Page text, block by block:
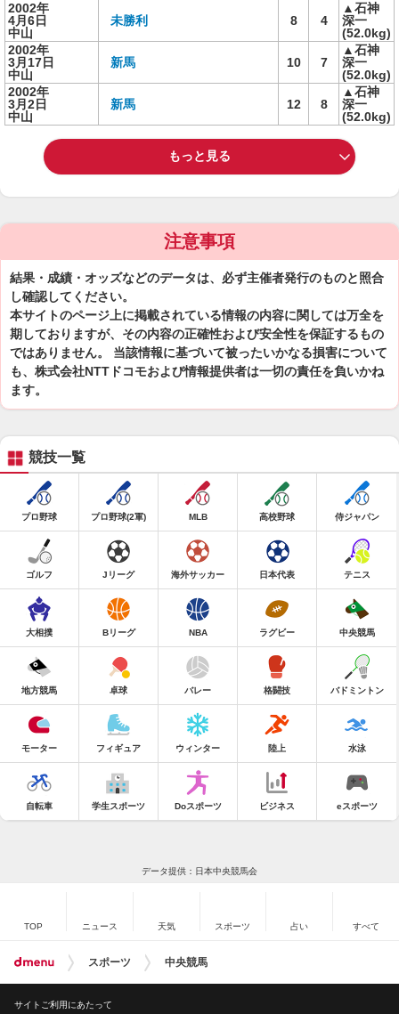
2002年
4月6日
中山
未勝利 8 4
▲石神
深一
(52.0kg)
2002年
3月17日
中山
新馬 10 7
▲石神
深一
(52.0kg)
2002年
3月2日
中山
新馬 12 8
▲石神
深一
(52.0kg)
もっと見る
注意事項
結果・成績・オッズなどのデータは、必ず主催者発行のものと照合
し確認してください。
本サイトのページ上に掲載されている情報の内容に関しては万全を
期しておりますが、その内容の正確性および安全性を保証するもの
ではありません。 当該情報に基づいて被ったいかなる損害について
も、株式会社NTTドコモおよび情報提供者は一切の責任を負いかね
ます。
競技一覧
プロ野球 プロ野球(2軍) MLB 高校野球 侍ジャパン
ゴルフ Jリーグ 海外サッカー 日本代表 テニス
大相撲 Bリーグ NBA ラグビー 中央競馬
地方競馬 卓球 バレー 格闘技 バドミントン
モーター フィギュア ウィンター 陸上 水泳
自転車 学生スポーツ Doスポーツ ビジネス eスポーツ
データ提供：日本中央競馬会
TOP ニュース 天気 スポーツ 占い すべて
スポーツ 中央競馬
サイトご利用にあたって